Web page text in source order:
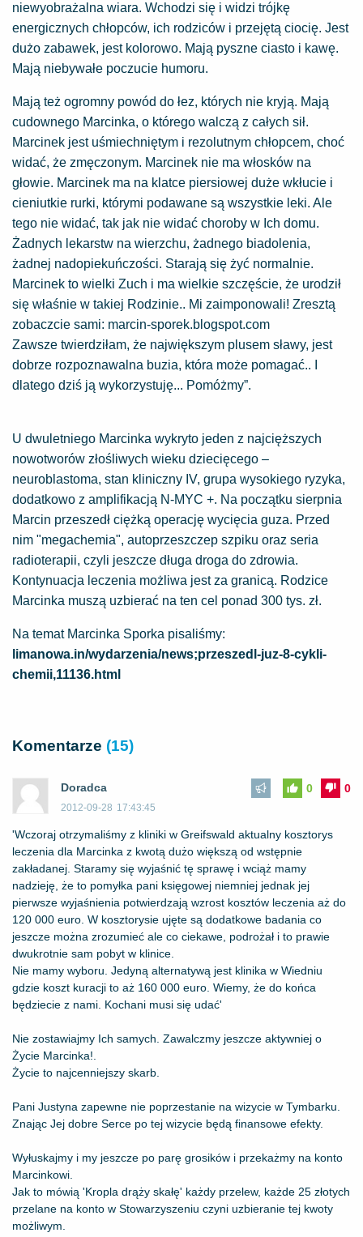
niewyobrażalna wiara. Wchodzi się i widzi trójkę
energicznych chłopców, ich rodziców i przejętą ciocię. Jest
dużo zabawek, jest kolorowo. Mają pyszne ciasto i kawę.
Mają niebywałe poczucie humoru.
Mają też ogromny powód do łez, których nie kryją. Mają
cudownego Marcinka, o którego walczą z całych sił.
Marcinek jest uśmiechniętym i rezolutnym chłopcem, choć
widać, że zmęczonym. Marcinek nie ma włosków na
głowie. Marcinek ma na klatce piersiowej duże wkłucie i
cieniutkie rurki, którymi podawane są wszystkie leki. Ale
tego nie widać, tak jak nie widać choroby w Ich domu.
Żadnych lekarstw na wierzchu, żadnego biadolenia,
żadnej nadopiekuńczości. Starają się żyć normalnie.
Marcinek to wielki Zuch i ma wielkie szczęście, że urodził
się właśnie w takiej Rodzinie.. Mi zaimponowali! Zresztą
zobaczcie sami: marcin-sporek.blogspot.com
Zawsze twierdziłam, że największym plusem sławy, jest
dobrze rozpoznawalna buzia, która może pomagać.. I
dlatego dziś ją wykorzystuję... Pomóżmy”.
U dwuletniego Marcinka wykryto jeden z najcięższych
nowotworów złośliwych wieku dziecięcego –
neuroblastoma, stan kliniczny IV, grupa wysokiego ryzyka,
dodatkowo z amplifikacją N-MYC +. Na początku sierpnia
Marcin przeszedł ciężką operację wycięcia guza. Przed
nim "megachemia", autoprzeszczep szpiku oraz seria
radioterapii, czyli jeszcze długa droga do zdrowia.
Kontynuacja leczenia możliwa jest za granicą. Rodzice
Marcinka muszą uzbierać na ten cel ponad 300 tys. zł.
Na temat Marcinka Sporka pisaliśmy:
limanowa.in/wydarzenia/news;przeszedl-juz-8-cykli-
chemii,11136.html
Komentarze (15)
Doradca
2012-09-28 17:43:45
0
0
'Wczoraj otrzymaliśmy z kliniki w Greifswald aktualny kosztorys
leczenia dla Marcinka z kwotą dużo większą od wstępnie
zakładanej. Staramy się wyjaśnić tę sprawę i wciąż mamy
nadzieję, że to pomyłka pani księgowej niemniej jednak jej
pierwsze wyjaśnienia potwierdzają wzrost kosztów leczenia aż do
120 000 euro. W kosztorysie ujęte są dodatkowe badania co
jeszcze można zrozumieć ale co ciekawe, podrożał i to prawie
dwukrotnie sam pobyt w klinice.
Nie mamy wyboru. Jedyną alternatywą jest klinika w Wiedniu
gdzie koszt kuracji to aż 160 000 euro. Wiemy, że do końca
będziecie z nami. Kochani musi się udać'
Nie zostawiajmy Ich samych. Zawalczmy jeszcze aktywniej o
Życie Marcinka!.
Życie to najcenniejszy skarb.
Pani Justyna zapewne nie poprzestanie na wizycie w Tymbarku.
Znając Jej dobre Serce po tej wizycie będą finansowe efekty.
Wyłuskajmy i my jeszcze po parę grosików i przekażmy na konto
Marcinkowi.
Jak to mówią 'Kropla drąży skałę' każdy przelew, każde 25 złotych
przelane na konto w Stowarzyszeniu czyni uzbieranie tej kwoty
możliwym.